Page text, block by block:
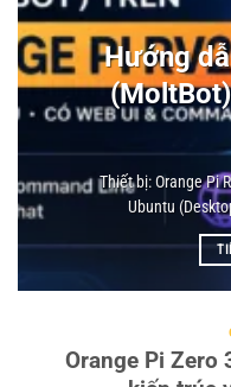
Hướng
Thiết bị: Orange Pi
Ubuntu
Orange Pi Zero